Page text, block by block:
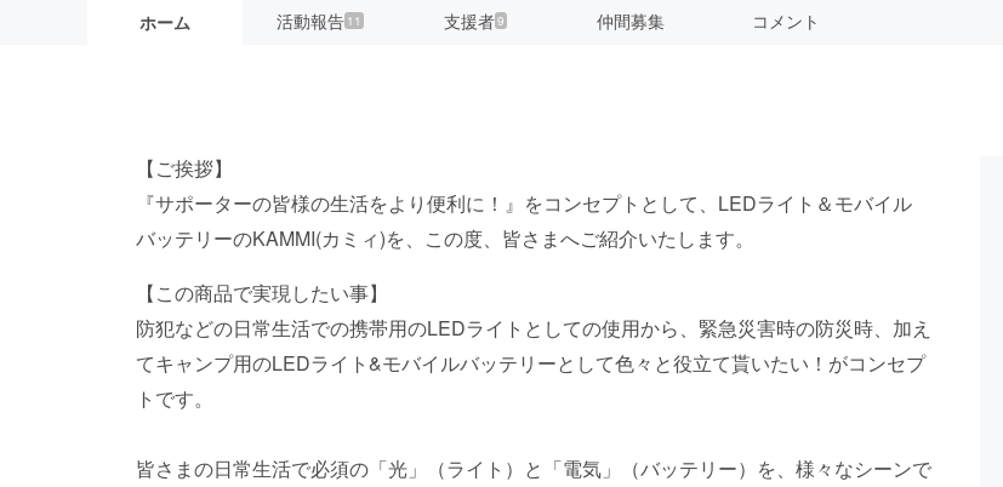
ホーム 活動報告 11 支援者9 仲間募集 コメント
【ご挨拶】
『サポーターの皆様の生活をより便利に！』をコンセプトとして、LEDライト＆モバイル
バッテリーのKAMMI(カミィ)を、この度、皆さまへご紹介いたします。
【この商品で実現したい事】
防犯などの日常生活での携帯用のLEDライトとしての使用から、緊急災害時の防災時、加え
てキャンプ用のLEDライト&モバイルバッテリーとして色々と役立て貰いたい！がコンセプ
トです。
皆さまの日常生活で必須の「光」（ライト）と「電気」（バッテリー）を、様々なシーンで